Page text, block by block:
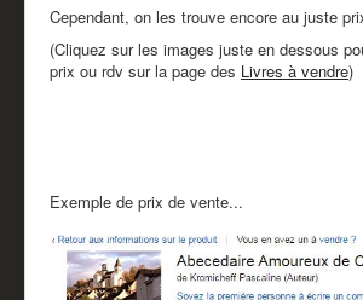
Parutions
Pascaline Kromicheff
Livre d'or
Cependant, on les trouve encore au juste
(Cliquez sur les images juste en dessous
prix ou rdv sur la page des Livres à vendre)
Exemple de prix de vente...